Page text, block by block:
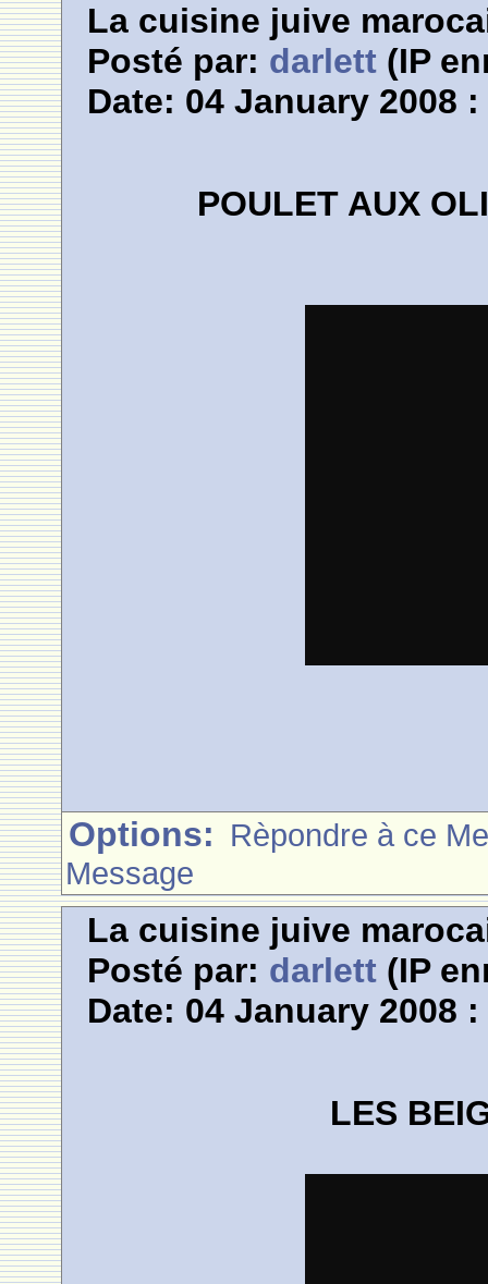
La cuisine juive
Posté par: darlett (IP
Date: 04 January 2008 :
POULET AUX
Options: Rèpondre à ce
Message
La cuisine juive
Posté par: darlett (IP
Date: 04 January 2008 :
LES